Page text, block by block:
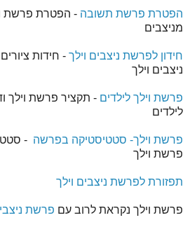
הפטרת פרשת תשובה - הפטרת פרשת
מניצבים
חידון לפרשת ניצבים וילך - חידות
ניצבים וילך
פרשת וילך לילדים - תקציר פרשת וילך
לילדים
פרשת וילך- סטטיסטיקה בפרשה -
פרשת וילך
תפזורת לפרשת ניצבים וילך
פרשת וילך נקראת לרוב עם פרשת